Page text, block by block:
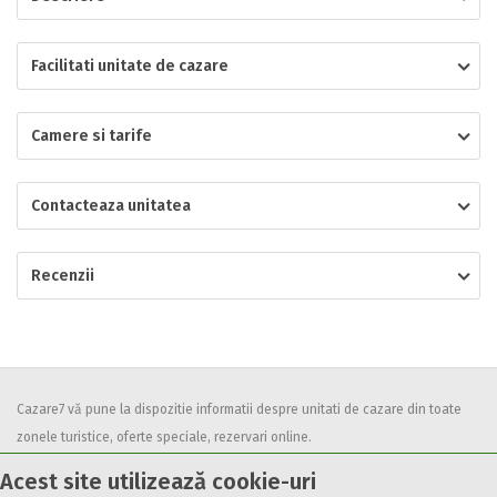
Acest site utilizează cookie-uri
Facilitati unitate de cazare
Camere si tarife
Contacteaza unitatea
Recenzii
Comfort
Localitatea
* Ajuta la statistica unitatii sa vada de unde ii vin clientii
E-mail
Numar persoane
Cazare7 vă pune la dispozitie informatii despre unitati de cazare din toate
zonele turistice, oferte speciale, rezervari online.
condițiile de utilizare.